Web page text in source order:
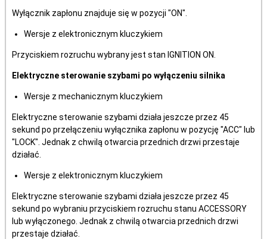
Wyłącznik zapłonu znajduje się w pozycji "ON".
Wersje z elektronicznym kluczykiem
Przyciskiem rozruchu wybrany jest stan IGNITION ON.
Elektryczne sterowanie szybami po wyłączeniu silnika
Wersje z mechanicznym kluczykiem
Elektryczne sterowanie szybami działa jeszcze przez 45
sekund po przełączeniu wyłącznika zapłonu w pozycję "ACC" lub
"LOCK". Jednak z chwilą otwarcia przednich drzwi przestaje
działać.
Wersje z elektronicznym kluczykiem
Elektryczne sterowanie szybami działa jeszcze przez 45
sekund po wybraniu przyciskiem rozruchu stanu ACCESSORY
lub wyłączonego. Jednak z chwilą otwarcia przednich drzwi
przestaje działać.